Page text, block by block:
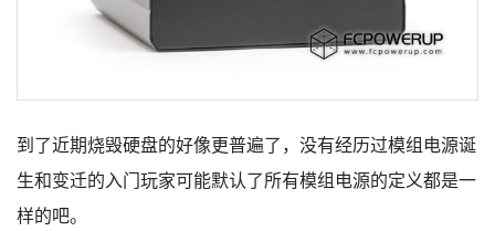
到了近期烧毁硬盘的好像更普遍了，没有经历过模组电源诞
生和变迁的入门玩家可能默认了所有模组电源的定义都是一
样的吧。